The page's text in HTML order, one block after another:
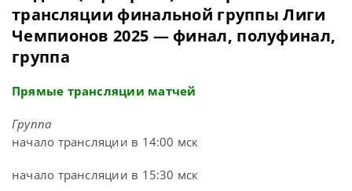
трансляции финальной группы Лиги
Чемпионов 2025 — финал, полуфинал,
группа
Прямые трансляции матчей
Группа
начало трансляции в 14:00 мск
начало трансляции в 15:30 мск